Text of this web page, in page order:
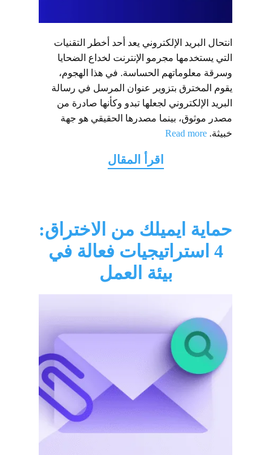
انتحال البريد الإلكتروني يعد أحد أخطر التقنيات
التي يستخدمها مجرمو الإنترنت لخداع الضحايا
وسرقة معلوماتهم الحساسة. في هذا الهجوم،
يقوم المخترق بتزوير عنوان المرسل في رسالة
البريد الإلكتروني لجعلها تبدو وكأنها صادرة من
مصدر موثوق، بينما مصدرها الحقيقي هو جهة
خبيثة. Read more
حماية ايميلك من الاختراق:
4 استراتيجيات فعالة في
بيئة العمل